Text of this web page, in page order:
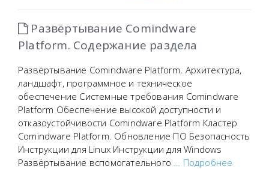
Развёртывание Comindware
Platform. Содержание раздела
Развёртывание Comindware Platform. Архитектура,
ландшафт, программное и техническое
обеспечение Системные требования Comindware
Platform Обеспечение высокой доступности и
отказоустойчивости Comindware Platform Кластер
Comindware Platform. Обновление ПО Безопасность
Инструкции для Linux Инструкции для Windows
Развёртывание вспомогательного … Подробнее